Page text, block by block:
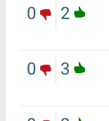
2
0
3
0